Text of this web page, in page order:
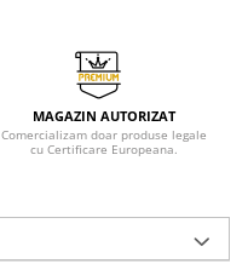
MAGAZIN AUTORIZAT
Comercializam doar produse legale
cu Certificare Europeana.